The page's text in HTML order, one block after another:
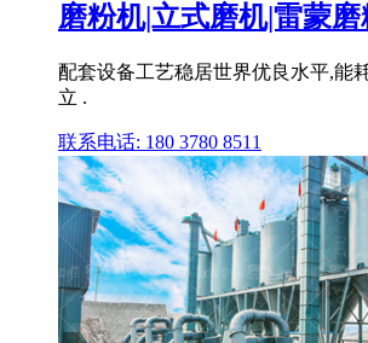
磨粉机|立式磨机|雷蒙
配套设备工艺稳居世界优良水平,能
立 .
联系电话: 180 3780 8511